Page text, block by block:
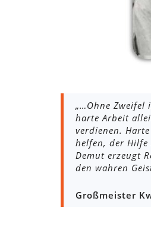
„…Ohne Zweifel
harte Arbeit
verdienen.
helfen, der Hilfe
Demut erzeugt
den wahren
Großmeister